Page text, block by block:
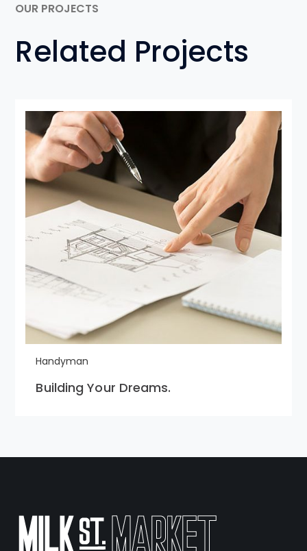
OUR PROJECTS
Related Projects
Handyman
Building Your Dreams.